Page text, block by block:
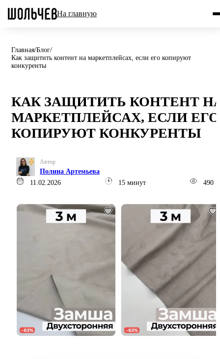
На главную
Главная/Блог/
Как защитить контент на маркетплейсах, если его копируют
конкуренты
КАК ЗАЩИТИТЬ КОНТЕНТ
МАРКЕТПЛЕЙСАХ, ЕСЛИ ЕГО
КОПИРУЮТ КОНКУРЕНТЫ
Автор
Полина Артемьева
11.02.2026
15 минут 490